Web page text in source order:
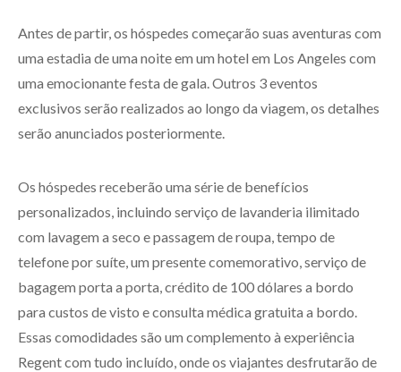
Antes de partir, os hóspedes começarão suas aventuras com
uma estadia de uma noite em um hotel em Los Angeles com
uma emocionante festa de gala. Outros 3 eventos
exclusivos serão realizados ao longo da viagem, os detalhes
serão anunciados posteriormente.
Os hóspedes receberão uma série de benefícios
personalizados, incluindo serviço de lavanderia ilimitado
com lavagem a seco e passagem de roupa, tempo de
telefone por suíte, um presente comemorativo, serviço de
bagagem porta a porta, crédito de 100 dólares a bordo
para custos de visto e consulta médica gratuita a bordo.
Essas comodidades são um complemento à experiência
Regent com tudo incluído, onde os viajantes desfrutarão de